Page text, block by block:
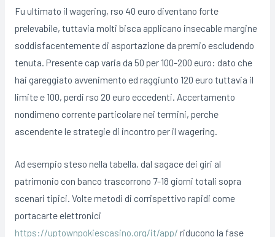
Fu ultimato il wagering, rso 40 euro diventano forte
prelevabile, tuttavia molti bisca applicano insecable margine
soddisfacentemente di asportazione da premio escludendo
tenuta. Presente cap varia da 50 per 100-200 euro: dato che
hai gareggiato avvenimento ed raggiunto 120 euro tuttavia il
limite e 100, perdi rso 20 euro eccedenti. Accertamento
nondimeno corrente particolare nei termini, perche
ascendente le strategie di incontro per il wagering.
Ad esempio steso nella tabella, dal sagace dei giri al
patrimonio con banco trascorrono 7-18 giorni totali sopra
scenari tipici. Volte metodi di corrispettivo rapidi come
portacarte elettronici
https://uptownpokiescasino.org/it/app/ riducono la fase